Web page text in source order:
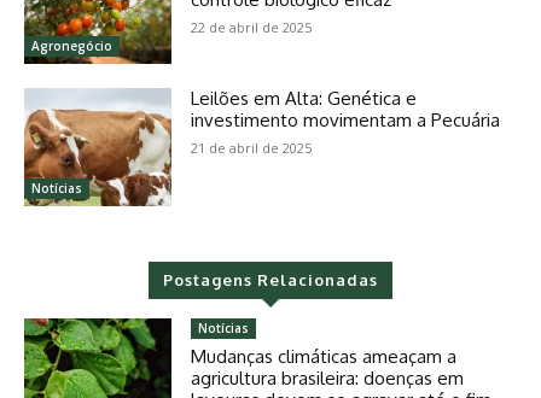
Agronegócio
22 de abril de 2025
Notícias
Leilões em Alta: Genética e
investimento movimentam a Pecuária
21 de abril de 2025
Postagens Relacionadas
Notícias
Mudanças climáticas ameaçam a
agricultura brasileira: doenças em